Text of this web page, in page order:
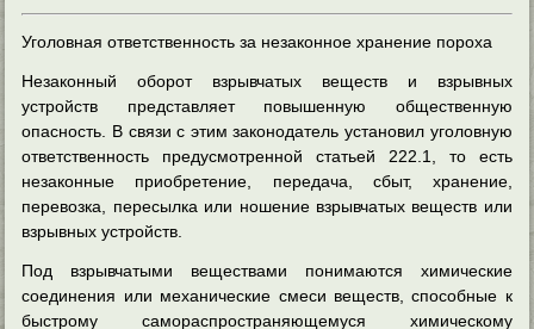
Уголовная ответственность за незаконное хранение пороха
Незаконный оборот взрывчатых веществ и взрывных
устройств представляет повышенную общественную
опасность. В связи с этим законодатель установил уголовную
ответственность предусмотренной статьей 222.1, то есть
незаконные приобретение, передача, сбыт, хранение,
перевозка, пересылка или ношение взрывчатых веществ или
взрывных устройств.
Под взрывчатыми веществами понимаются химические
соединения или механические смеси веществ, способные к
быстрому самораспространяющемуся химическому